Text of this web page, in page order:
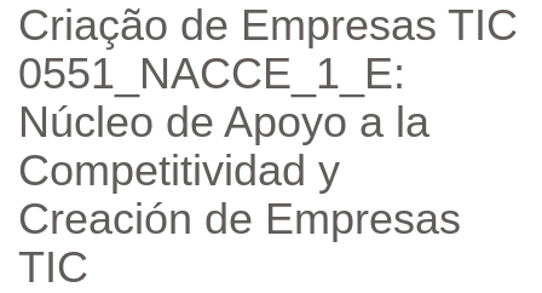
Comunicação
Documentos
Regiões
Ligações
Criação de Empresas TIC
0551_NACCE_1_E:
Núcleo de Apoyo a la
Competitividad y
Creación de Empresas
TIC